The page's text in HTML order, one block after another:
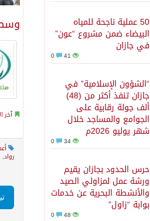
50 عملية ناجحة للمياه
البيضاء ضمن مشروع “عون”
في جازان
41
“الشؤون الإسلامية” في
جازان تنفذ أكثر من (48)
ألف جولة رقابية على
الجوامع والمساجد خلال
شهر يوليو 2026م
34
حرس الحدود بجازان يقيم
ورشة عمل لمزاولي الصيد
والأنشطة البحرية عن خدمات
بوابة “زاول”
48
آخر
رواد,